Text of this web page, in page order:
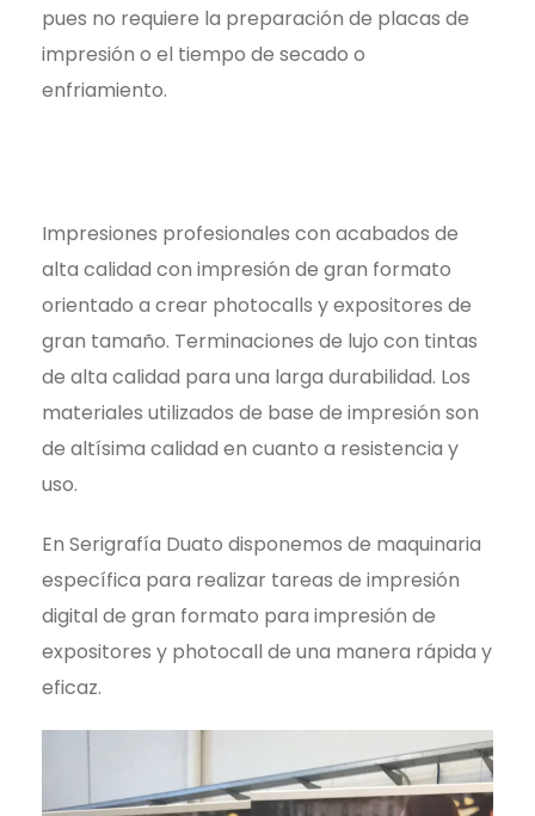
pues no requiere la preparación de placas de
impresión o el tiempo de secado o
enfriamiento.
Impresiones profesionales con acabados de
alta calidad con impresión de gran formato
orientado a crear photocalls y expositores de
gran tamaño. Terminaciones de lujo con tintas
de alta calidad para una larga durabilidad. Los
materiales utilizados de base de impresión son
de altísima calidad en cuanto a resistencia y
uso.
En Serigrafía Duato disponemos de maquinaria
específica para realizar tareas de impresión
digital de gran formato para impresión de
expositores y photocall de una manera rápida y
eficaz.